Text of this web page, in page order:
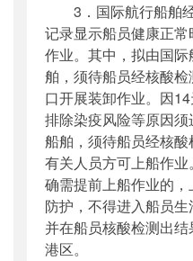
3．国际航行船舶
记录显示船员健康正
作业。其中，拟由国
舶，须待船员经核酸
口开展装卸作业。因
排除染疫风险等原因
船舶，须待船员经核
有关人员方可上船作
确需提前上船作业的
防护，不得进入船员生
并在船员核酸检测出
港区。